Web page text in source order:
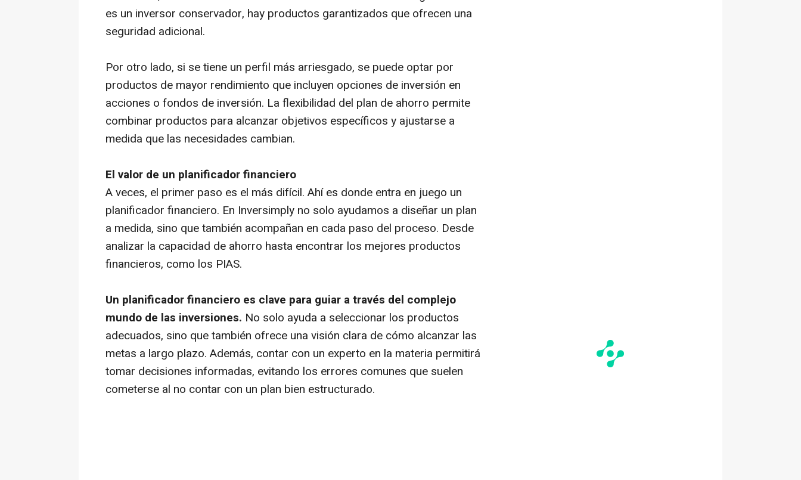
es un inversor conservador, hay productos garantizados que ofrecen una
seguridad adicional.
Por otro lado, si se tiene un perfil más arriesgado, se puede optar por
productos de mayor rendimiento que incluyen opciones de inversión en
acciones o fondos de inversión. La flexibilidad del plan de ahorro permite
combinar productos para alcanzar objetivos específicos y ajustarse a
medida que las necesidades cambian.
El valor de un planificador financiero
A veces, el primer paso es el más difícil. Ahí es donde entra en juego un
planificador financiero. En Inversimply no solo ayudamos a diseñar un plan
a medida, sino que también acompañan en cada paso del proceso. Desde
analizar la capacidad de ahorro hasta encontrar los mejores productos
financieros, como los PIAS.
Un planificador financiero es clave para guiar a través del complejo
mundo de las inversiones. No solo ayuda a seleccionar los productos
adecuados, sino que también ofrece una visión clara de cómo alcanzar las
metas a largo plazo. Además, contar con un experto en la materia permitirá
tomar decisiones informadas, evitando los errores comunes que suelen
cometerse al no contar con un plan bien estructurado.